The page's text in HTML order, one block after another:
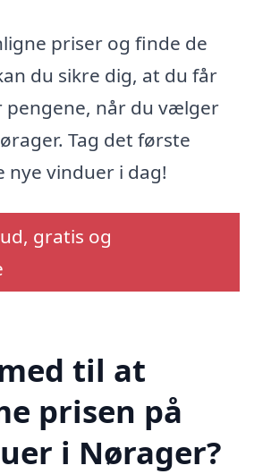
priser og finde de
du sikre dig, at du får
pengene, når du vælger
Tag det første
nye vinduer i dag!
gratis og
til at
prisen på
i Nørager?